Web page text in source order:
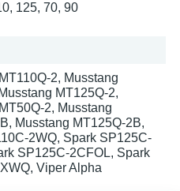
125, 70, 90
2, Musstang
MT125Q-2,
2, Musstang
Musstang МТ125Q-2B,
2WQ, Spark SP125C-
SP125C-2CFOL, Spark
Viper Alpha